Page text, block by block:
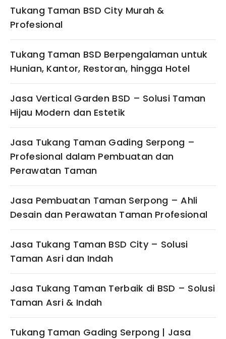
Tukang Taman BSD City Murah &
Profesional
Tukang Taman BSD Berpengalaman untuk
Hunian, Kantor, Restoran, hingga Hotel
Jasa Vertical Garden BSD – Solusi Taman
Hijau Modern dan Estetik
Jasa Tukang Taman Gading Serpong –
Profesional dalam Pembuatan dan
Perawatan Taman
Jasa Pembuatan Taman Serpong – Ahli
Desain dan Perawatan Taman Profesional
Jasa Tukang Taman BSD City – Solusi
Taman Asri dan Indah
Jasa Tukang Taman Terbaik di BSD – Solusi
Taman Asri & Indah
Tukang Taman Gading Serpong | Jasa